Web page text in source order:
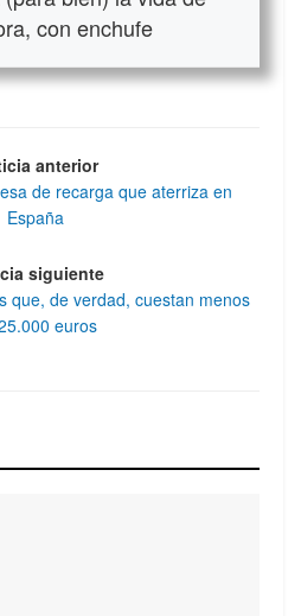
con enchufe
anterior
de recarga que aterriza en
España
siguiente
que, de verdad, cuestan menos
euros